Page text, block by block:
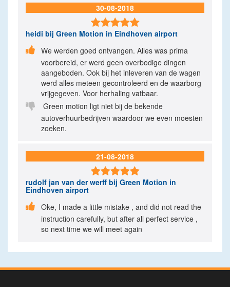
30-08-2018

heidi bij Green Motion in Eindhoven airport
 We werden goed ontvangen. Alles was prima
voorbereid, er werd geen overbodige dingen
aangeboden. Ook bij het inleveren van de wagen
werd alles meteen gecontroleerd en de waarborg
vrijgegeven. Voor herhaling vatbaar.

Green motion ligt niet bij de bekende
autoverhuurbedrijven waardoor we even moesten
zoeken.
21-08-2018

rudolf jan van der werff bij Green Motion in
Eindhoven airport
 Oke, I made a little mistake , and did not read the
instruction carefully, but after all perfect service ,
so next time we will meet again